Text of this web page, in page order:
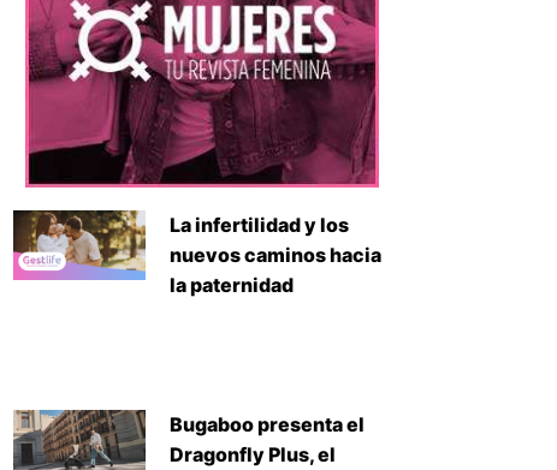
La infertilidad y los
nuevos caminos hacia
la paternidad
Bugaboo presenta el
Dragonfly Plus, el